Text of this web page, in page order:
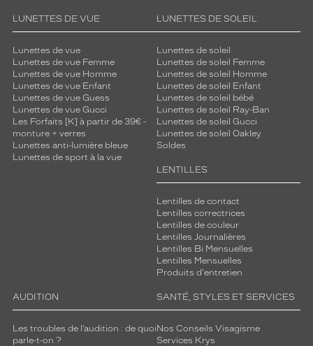
LUNETTES DE VUE
Lunettes de vue
Lunettes de vue Femme
Lunettes de vue Homme
Lunettes de vue Enfant
Lunettes de vue Guess
Lunettes de vue Gucci
Les Forfaits [K] à partir de 39€ -
monture + verres
Lunettes anti-lumière bleue
Lunettes de sport à la vue
LUNETTES DE SOLEIL
Lunettes de soleil
Lunettes de soleil Femme
Lunettes de soleil Homme
Lunettes de soleil Enfant
Lunettes de soleil bébé
Lunettes de soleil Ray-Ban
Lunettes de soleil Gucci
Lunettes de soleil Oakley
Soldes
LENTILLES
Lentilles de contact
Lentilles correctrices
Lentilles de couleur
Lentilles Journalières
Lentilles Bi Mensuelles
Lentilles Mensuelles
Produits d'entretien
AUDITION
Les troubles de l’audition : de quoi
parle-t-on ?
SANTÉ, STYLES ET SERVICES
Nos Conseils Visagisme
Services Krys